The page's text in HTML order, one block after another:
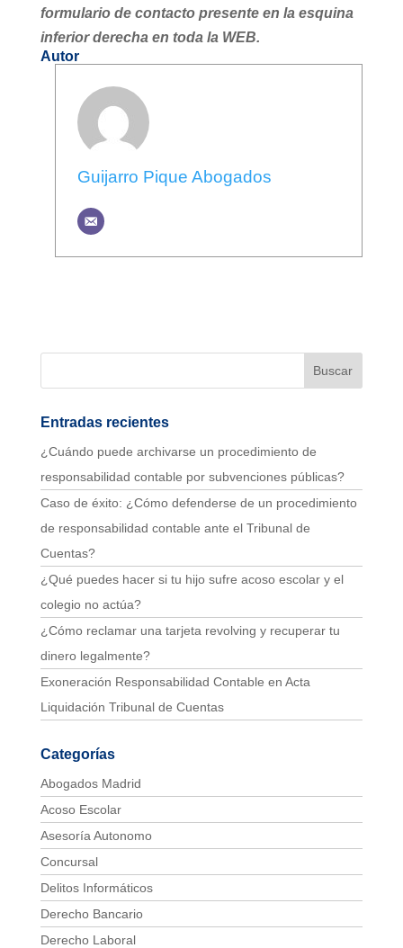
formulario de contacto presente en la esquina
inferior derecha en toda la WEB.
Autor
Guijarro Pique Abogados
Entradas recientes
¿Cuándo puede archivarse un procedimiento de
responsabilidad contable por subvenciones públicas?
Caso de éxito: ¿Cómo defenderse de un procedimiento
de responsabilidad contable ante el Tribunal de
Cuentas?
¿Qué puedes hacer si tu hijo sufre acoso escolar y el
colegio no actúa?
¿Cómo reclamar una tarjeta revolving y recuperar tu
dinero legalmente?
Exoneración Responsabilidad Contable en Acta
Liquidación Tribunal de Cuentas
Categorías
Abogados Madrid
Acoso Escolar
Asesoría Autonomo
Concursal
Delitos Informáticos
Derecho Bancario
Derecho Laboral